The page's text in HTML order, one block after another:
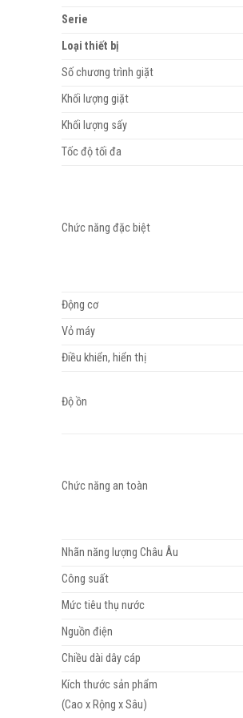
Serie
Loại thiết bị
Số chương trình giặt
Khối lượng giặt
Khối lượng sấy
Tốc độ tối đa
Chức năng đặc biệt
Động cơ
Vỏ máy
Điều khiển, hiển thị
Độ ồn
Chức năng an toàn
Nhãn năng lượng Châu Âu
Công suất
Mức tiêu thụ nước
Nguồn điện
Chiều dài dây cáp
Kích thước sản phẩm
(Cao x Rộng x Sâu)